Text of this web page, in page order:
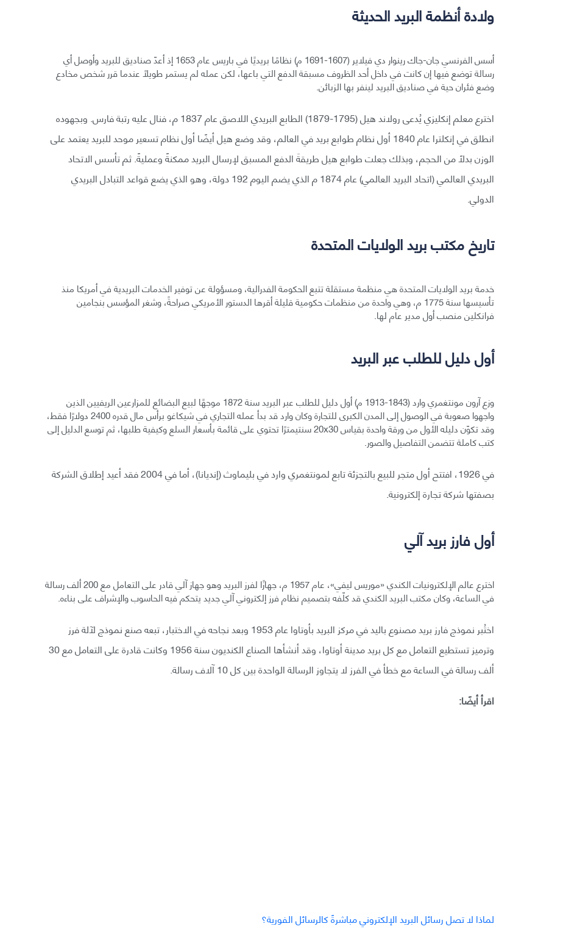
ولادة أنظمة البريد الحديثة
أسس الفرنسي جان-جاك رينوار دي فيلاير (1607-1691 م) نظامًا بريديًا في باريس عام 1653 إذ أعدّ صناديق للبريد وأوصل أي
رسالة توضع فيها إن كانت في داخل أحد الظروف مسبقة الدفع التي باعها، لكن عمله لم يستمر طويلًا عندما قرر شخص مخادع
وضع فئران حية في صناديق البريد لينفر بها الزبائن.
اخترع معلم إنكليزي يُدعى رولاند هيل (1795-1879) الطابع البريدي اللاصق عام 1837 م، فنال عليه رتبة فارس. وبجهوده
انطلق في إنكلترا عام 1840 أول نظام طوابع بريد في العالم، وقد وضع هيل أيضًا أول نظام تسعير موحد للبريد يعتمد على
الوزن بدلًا من الحجم، وبذلك جعلت طوابع هيل طريقةَ الدفع المسبق لإرسال البريد ممكنةً وعمليةً. ثم تأسس الاتحاد
البريدي العالمي (اتحاد البريد العالمي) عام 1874 م الذي يضم اليوم 192 دولة، وهو الذي يضع قواعد التبادل البريدي
الدولي.
تاريخ مكتب بريد الولايات المتحدة
خدمة بريد الولايات المتحدة هي منظمة مستقلة تتبع الحكومة الفدرالية، ومسؤولة عن توفير الخدمات البريدية في أمريكا منذ
تأسيسها سنة 1775 م، وهي واحدة من منظمات حكومية قليلة أقرها الدستور الأمريكي صراحةً، وشغر المؤسس بنجامين
فرانكلين منصب أول مدير عام لها.
أول دليل للطلب عبر البريد
وزع آرون مونتغمري وارد (1843-1913 م) أول دليل للطلب عبر البريد سنة 1872 موجهًا لبيع البضائع للمزارعين الريفيين الذين
واجهوا صعوبة في الوصول إلى المدن الكبرى للتجارة وكان وارد قد بدأ عمله التجاري في شيكاغو برأس مال قدره 2400 دولارًا فقط،
وقد تكوّن دليله الأول من ورقة واحدة بقياس 20x30 سنتيمترًا تحتوي على قائمة بأسعار السلع وكيفية طلبها، ثم توسع الدليل إلى
كتب كاملة تتضمن التفاصيل والصور.
في 1926، افتتح أول متجر للبيع بالتجزئة تابع لمونتغمري وارد في بليماوث (إنديانا)، أما في 2004 فقد أعيد إطلاق الشركة
بصفتها شركة تجارة إلكترونية.
أول فارز بريد آلي
اخترع عالم الإلكترونيات الكندي «موريس ليفي»، عام 1957 م، جهازًا لفرز البريد وهو جهاز آلي قادر على التعامل مع 200 ألف رسالة
في الساعة، وكان مكتب البريد الكندي قد كلّفه بتصميم نظام فرز إلكتروني آلي جديد يتحكم فيه الحاسوب والإشراف على بناءه.
اختُبر نموذج فارز بريد مصنوع باليد في مركز البريد بأوتاوا عام 1953 وبعد نجاحه في الاختبار، تبعه صنع نموذج لآلة فرز
وترميز تستطيع التعامل مع كل بريد مدينة أوتاوا، وقد أنشأها الصناع الكنديون سنة 1956 وكانت قادرة على التعامل مع 30
ألف رسالة في الساعة مع خطأ في الفرز لا يتجاوز الرسالة الواحدة بين كل 10 آلاف رسالة.
اقرأ أيضًا:
لماذا لا تصل رسائل البريد الإلكتروني مباشرةً كالرسائل الفورية؟